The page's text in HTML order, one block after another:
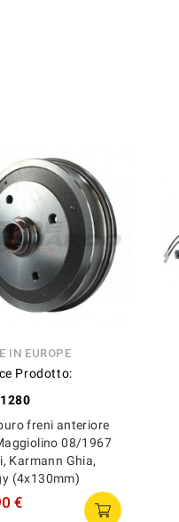
IN EUROPE
Prodotto:
freni anteriore
08/1967
Karmann Ghia,
(4x130mm)
€